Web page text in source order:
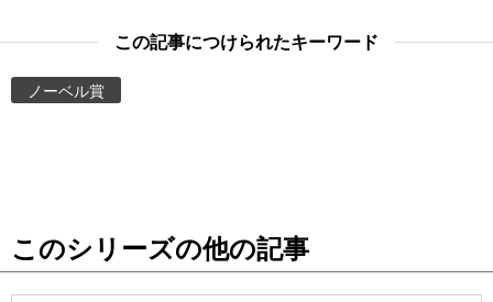
この記事につけられたキーワード
ノーベル賞
このシリーズの他の記事